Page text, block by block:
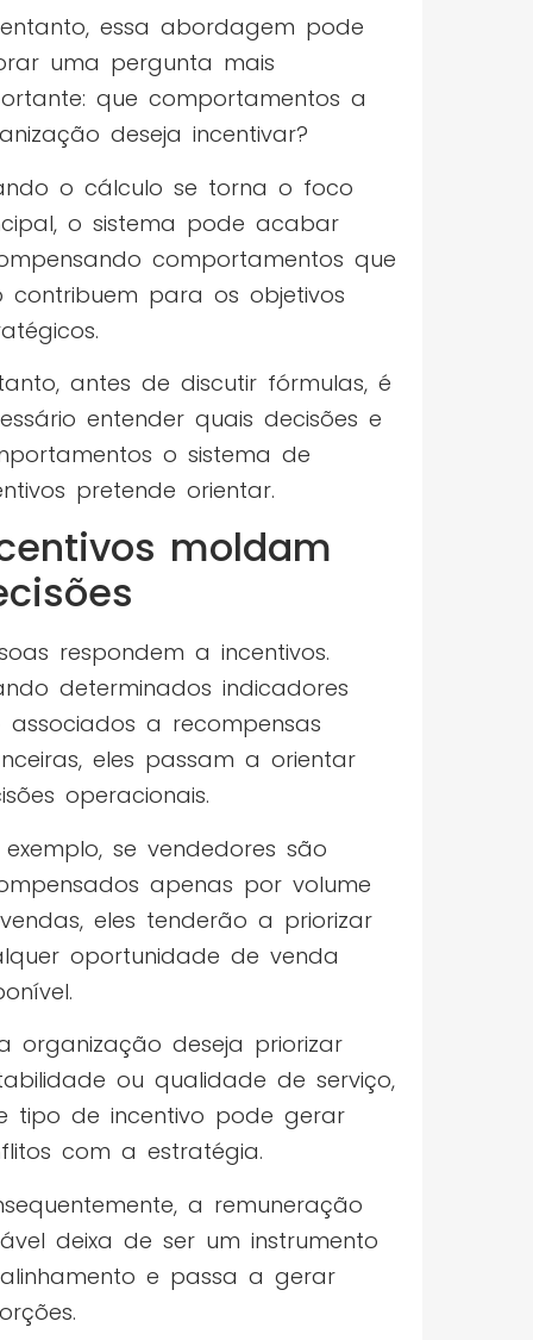
essa abordagem pode
uma pergunta mais
que comportamentos a
deseja incentivar?
o cálculo se torna o foco
o sistema pode acabar
comportamentos que
contribuem para os objetivos
antes de discutir fórmulas, é
entender quais decisões e
o sistema de
pretende orientar.
moldam
respondem a incentivos.
determinados indicadores
associados a recompensas
eles passam a orientar
operacionais.
exemplo, se vendedores são
apenas por volume
eles tenderão a priorizar
oportunidade de venda
organização deseja priorizar
ou qualidade de serviço,
tipo de incentivo pode gerar
com a estratégia.
a remuneração
deixa de ser um instrumento
e passa a gerar